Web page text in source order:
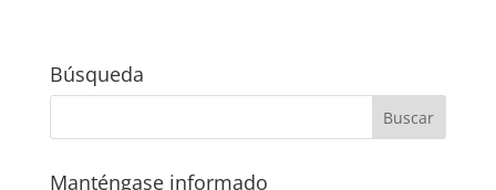
Búsqueda
Manténgase informado